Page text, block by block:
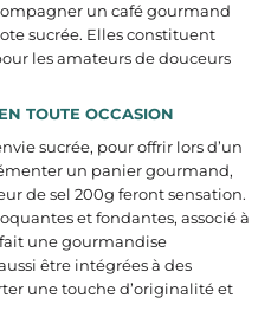
un café gourmand
sucrée. Elles constituent
les amateurs de douceurs
TOUTE OCCASION
sucrée, pour offrir lors d’un
un panier gourmand,
de sel 200g feront sensation.
et fondantes, associé à
une gourmandise
être intégrées à des
une touche d’originalité et